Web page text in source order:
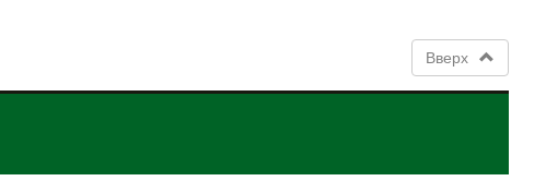
Вверх